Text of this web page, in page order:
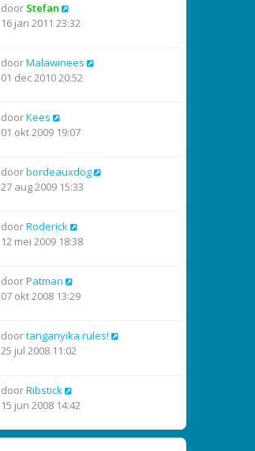
door Stefan
16 jan 2011 23:32
doorMalawinees
01 dec 2010 20:52
doorKees
01 okt 2009 19:07
doorbordeauxdog
27 aug 2009 15:33
doorRoderick
12 mei 2009 18:38
doorPatman
07 okt 2008 13:29
doortanganyika rules!
25 jul 2008 11:02
doorRibstick
15 jun 2008 14:42